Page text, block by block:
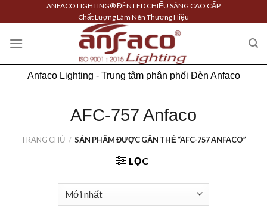
to
content
ANFACO LIGHTING® ĐÈN LED CHIẾU SÁNG CAO CẤP
Chất Lượng Làm Nên Thương Hiệu
Anfaco Lighting - Trung tâm phân phối Đèn Anfaco
AFC-757 Anfaco
TRANG CHỦ / SẢN PHẨM ĐƯỢC GẮN THẺ “AFC-757 ANFACO”
LỌC